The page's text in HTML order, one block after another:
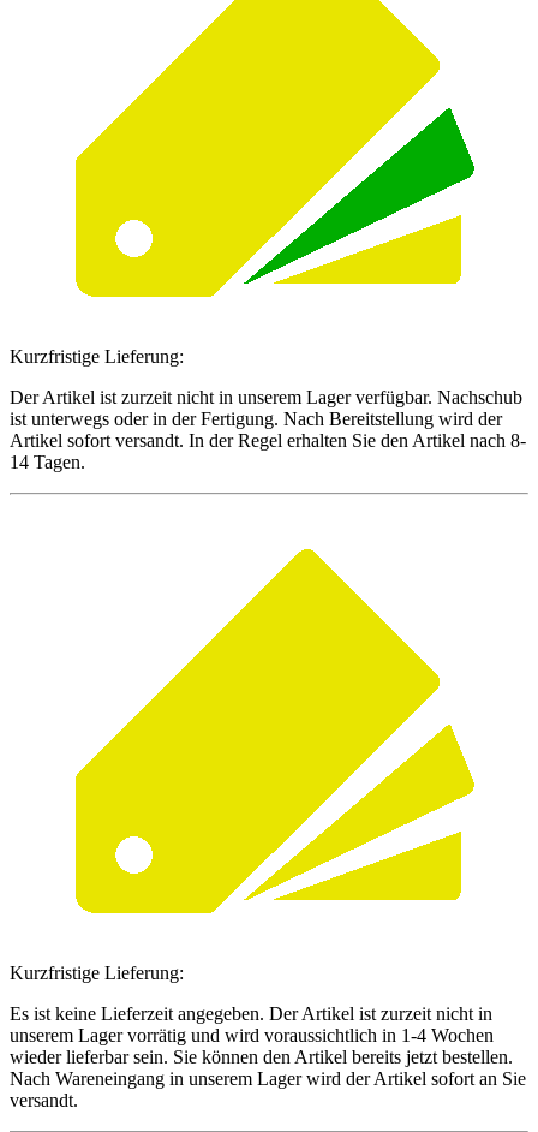
Kurzfristige Lieferung:
Der Artikel ist zurzeit nicht in unserem Lager verfügbar. Nachschub
ist unterwegs oder in der Fertigung. Nach Bereitstellung wird der
Artikel sofort versandt. In der Regel erhalten Sie den Artikel nach 8-
14 Tagen.
Kurzfristige Lieferung:
Es ist keine Lieferzeit angegeben. Der Artikel ist zurzeit nicht in
unserem Lager vorrätig und wird voraussichtlich in 1-4 Wochen
wieder lieferbar sein. Sie können den Artikel bereits jetzt bestellen.
Nach Wareneingang in unserem Lager wird der Artikel sofort an Sie
versandt.